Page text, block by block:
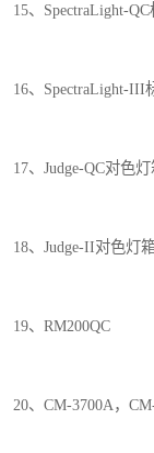
15、SpectraLight-
16、SpectraLight-III
17、Judge-QC对色
18、Judge-II对色灯
19、RM200QC
20、CM-3700A，